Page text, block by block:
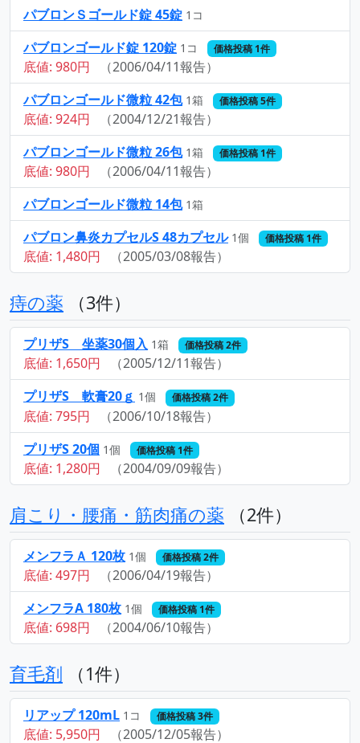
パブロンＳゴールド錠 45錠 1コ
パブロンゴールド錠 120錠 1コ 価格投稿 1件
底値: 980円
（2006/04/11報告）
パブロンゴールド微粒 42包 1箱 価格投稿 5件
底値: 924円
（2004/12/21報告）
パブロンゴールド微粒 26包 1箱 価格投稿 1件
底値: 980円
（2006/04/11報告）
パブロンゴールド微粒 14包 1箱
パブロン鼻炎カプセルS 48カプセル 1個 価格投稿 1件
底値: 1,480円 （2005/03/08報告）
痔の薬 （3件）
プリザS 坐薬30個入 1箱 価格投稿 2件
底値: 1,650円
（2005/12/11報告）
プリザS 軟膏20ｇ 1個 価格投稿 2件
底値: 795円
（2006/10/18報告）
プリザS 20個 1個 価格投稿 1件
底値: 1,280円 （2004/09/09報告）
肩こり・腰痛・筋肉痛の薬 （2件）
メンフラＡ 120枚 1個 価格投稿 2件
底値: 497円
（2006/04/19報告）
メンフラA 180枚 1個 価格投稿 1件
底値: 698円 （2004/06/10報告）
育毛剤 （1件）
リアップ 120mL 1コ 価格投稿 3件
底値: 5,950円 （2005/12/05報告）